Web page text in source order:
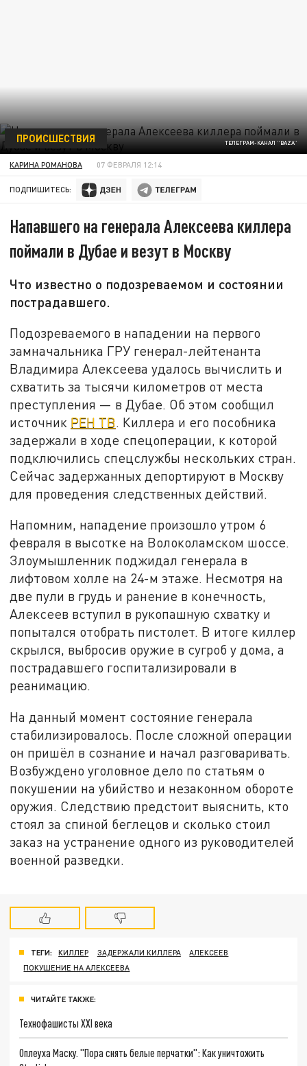
ТЕЛЕГРАМ-КАНАЛ "BAZA"
ПРОИСШЕСТВИЯ
КАРИНА РОМАНОВА 07 ФЕВРАЛЯ 12:14
ПОДПИШИТЕСЬ:
Напавшего на генерала Алексеева киллера
поймали в Дубае и везут в Москву
Что известно о подозреваемом и состоянии
пострадавшего.
Подозреваемого в нападении на первого
замначальника ГРУ генерал-лейтенанта
Владимира Алексеева удалось вычислить и
схватить за тысячи километров от места
преступления — в Дубае. Об этом сообщил
источник РЕН ТВ. Киллера и его пособника
задержали в ходе спецоперации, к которой
подключились спецслужбы нескольких стран.
Сейчас задержанных депортируют в Москву
для проведения следственных действий.
Напомним, нападение произошло утром 6
февраля в высотке на Волоколамском шоссе.
Злоумышленник поджидал генерала в
лифтовом холле на 24-м этаже. Несмотря на
две пули в грудь и ранение в конечность,
Алексеев вступил в рукопашную схватку и
попытался отобрать пистолет. В итоге киллер
скрылся, выбросив оружие в сугроб у дома, а
пострадавшего госпитализировали в
реанимацию.
На данный момент состояние генерала
стабилизировалось. После сложной операции
он пришёл в сознание и начал разговаривать.
Возбуждено уголовное дело по статьям о
покушении на убийство и незаконном обороте
оружия. Следствию предстоит выяснить, кто
стоял за спиной беглецов и сколько стоил
заказ на устранение одного из руководителей
военной разведки.
ТЕГИ: КИЛЛЕР ЗАДЕРЖАЛИ КИЛЛЕРА
АЛЕКСЕЕВ
ПОКУШЕНИЕ НА АЛЕКСЕЕВА
ЧИТАЙТЕ ТАКЖЕ:
Технофашисты XXI века
Оплеуха Маску. "Пора снять белые перчатки": Как уничтожить